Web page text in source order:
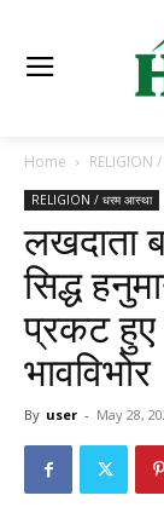
Home RELIGION
RELIGION / धरम आस्था
लखदाता
सिद्ध
प्रकट हुए
भावविभोर
By user - May 28,